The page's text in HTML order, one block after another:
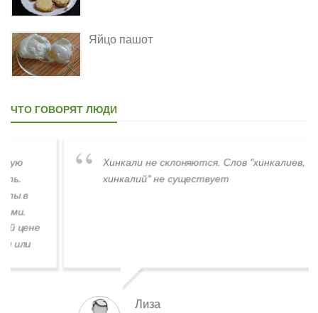
Яйцо пашот
ЧТО ГОВОРЯТ ЛЮДИ
Хинкали не склоняются. Слов "хинкалиев,
хинкалий" не существует
Лиза